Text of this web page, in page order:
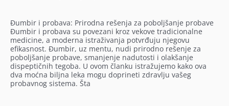
Đumbir i probava: Prirodna rešenja za poboljšanje probave
Đumbir i probava su povezani kroz vekove tradicionalne
medicine, a moderna istraživanja potvrđuju njegovu
efikasnost. Đumbir, uz mentu, nudi prirodno rešenje za
poboljšanje probave, smanjenje nadutosti i olakšanje
dispeptičnih tegoba. U ovom članku istražujemo kako ova
dva moćna biljna leka mogu doprineti zdravlju vašeg
probavnog sistema. Šta